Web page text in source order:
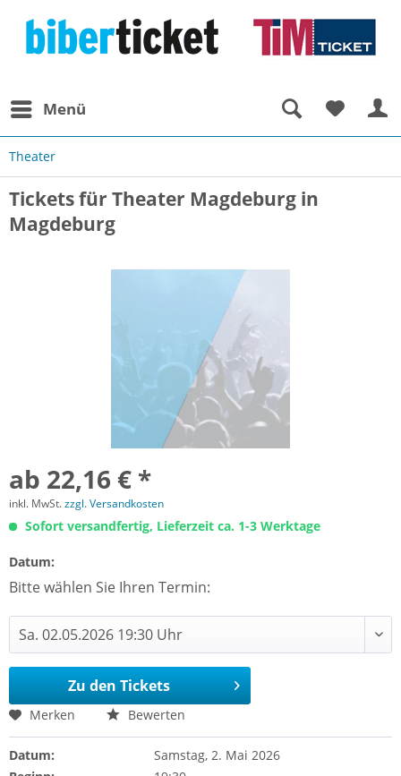
Menü
Theater
Tickets für Theater Magdeburg in
Magdeburg
ab 22,16 € *
inkl. MwSt.zzgl. Versandkosten
Sofort versandfertig, Lieferzeit ca. 1-3 Werktage
Datum:
Bitte wählen Sie Ihren Termin:
Zu den Tickets
Merken Bewerten
Datum:
Samstag, 2. Mai 2026